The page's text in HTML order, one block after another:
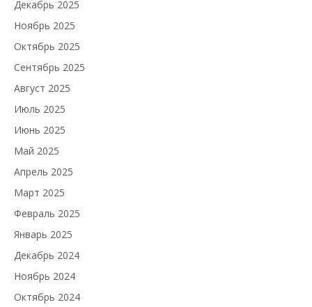
Декабрь 2025
Ноябрь 2025
Октябрь 2025
Сентябрь 2025
Август 2025
Июль 2025
Июнь 2025
Май 2025
Апрель 2025
Март 2025
Февраль 2025
Январь 2025
Декабрь 2024
Ноябрь 2024
Октябрь 2024